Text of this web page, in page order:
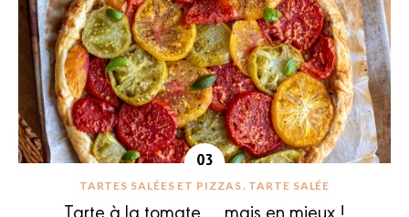
TARTES SALÉES ET PIZZAS TARTE SALÉE
Tarte à la tomate … mais en mieux !